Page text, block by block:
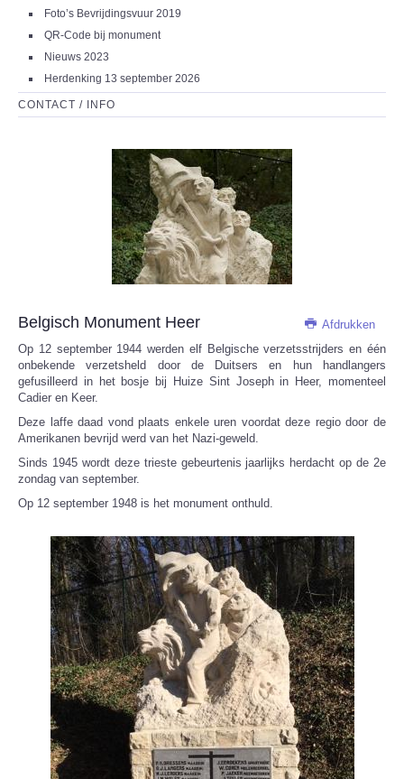
Foto’s Bevrijdingsvuur 2019
QR-Code bij monument
Nieuws 2023
Herdenking 13 september 2026
CONTACT / INFO
Afdrukken
Belgisch Monument Heer
Op 12 september 1944 werden elf Belgische verzetsstrijders en één
onbekende verzetsheld door de Duitsers en hun handlangers
gefusilleerd in het bosje bij Huize Sint Joseph in Heer, momenteel
Cadier en Keer.
Deze laffe daad vond plaats enkele uren voordat deze regio door de
Amerikanen bevrijd werd van het Nazi-geweld.
Sinds 1945 wordt deze trieste gebeurtenis jaarlijks herdacht op de 2e
zondag van september.
Op 12 september 1948 is het monument onthuld.